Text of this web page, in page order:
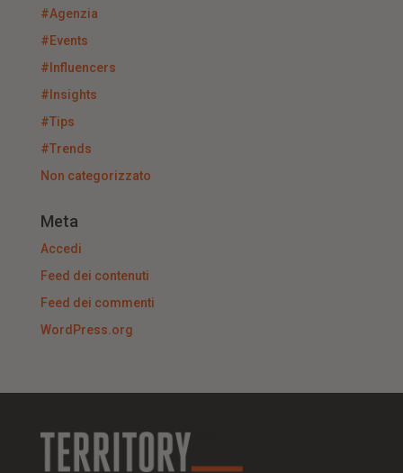
#Agenzia
#Events
#Influencers
#Insights
#Tips
#Trends
Non categorizzato
Meta
Accedi
Feed dei contenuti
Feed dei commenti
WordPress.org